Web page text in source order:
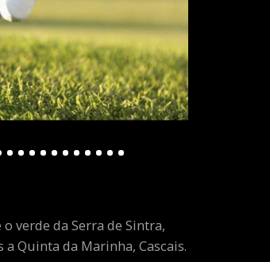
verde da Serra de Sintra,
Quinta da Marinha, Cascais.